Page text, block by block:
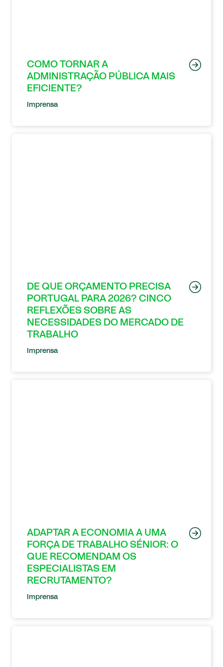
COMO TORNAR A
ADMINISTRAÇÃO PÚBLICA MAIS
EFICIENTE?
Imprensa
DE QUE ORÇAMENTO PRECISA
PORTUGAL PARA 2026? CINCO
REFLEXÕES SOBRE AS
NECESSIDADES DO MERCADO DE
TRABALHO
Imprensa
ADAPTAR A ECONOMIA A UMA
FORÇA DE TRABALHO SÉNIOR: O
QUE RECOMENDAM OS
ESPECIALISTAS EM
RECRUTAMENTO?
Imprensa